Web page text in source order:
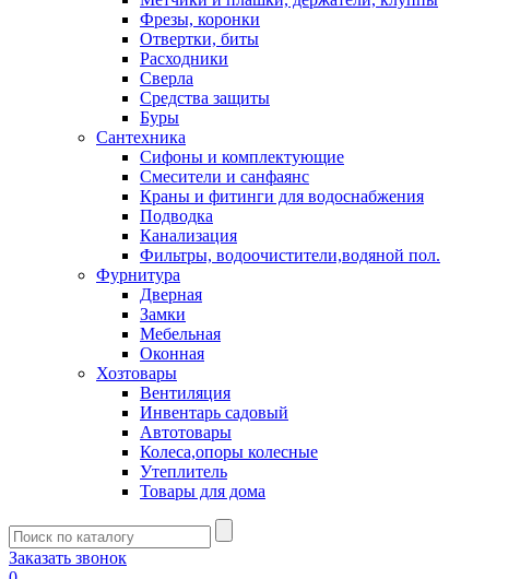
Фрезы, коронки
Отвертки, биты
Расходники
Сверла
Средства защиты
Буры
Сантехника
Сифоны и комплектующие
Смесители и санфаянс
Краны и фитинги для водоснабжения
Подводка
Канализация
Фильтры, водоочистители,водяной пол.
Фурнитура
Дверная
Замки
Мебельная
Оконная
Хозтовары
Вентиляция
Инвентарь садовый
Автотовары
Колеса,опоры колесные
Утеплитель
Товары для дома
Заказать звонок